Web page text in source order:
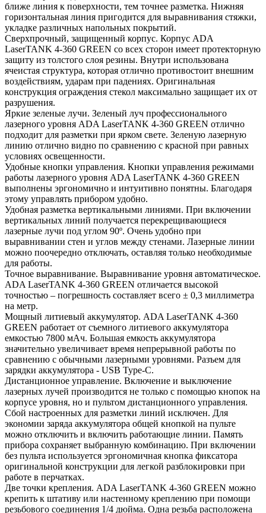
ближе линия к поверхности, тем точнее разметка. Нижняя
горизонтальная линия пригодится для выравнивания стяжки,
укладке различных напольных покрытий.
Сверхпрочный, защищенный корпус. Корпус ADA
LaserTANK 4-360 GREEN со всех сторон имеет протекторную
защиту из толстого слоя резины. Внутри использована
ячеистая структура, которая отлично противостоит внешним
воздействиям, ударам при падениях. Оригинальная
конструкция ограждения стекол максимально защищает их от
разрушения.
Яркие зеленые лучи. Зеленый луч профессионального
лазерного уровня ADA LaserTANK 4-360 GREEN отлично
подходит для разметки при ярком свете. Зеленую лазерную
линию отлично видно по сравнению с красной при равных
условиях освещенности.
Удобные кнопки управления. Кнопки управления режимами
работы лазерного уровня ADA LaserTANK 4-360 GREEN
выполнены эргономично и интуитивно понятны. Благодаря
этому управлять прибором удобно.
Удобная разметка вертикальными линиями. При включении
вертикальных линий получается перекрещивающиеся
лазерные лучи под углом 90º. Очень удобно при
выравнивании стен и углов между стенами. Лазерные линии
можно поочередно отключать, оставляя только необходимые
для работы.
Точное выравнивание. Выравнивание уровня автоматическое.
ADA LaserTANK 4-360 GREEN отличается высокой
точностью – погрешность составляет всего ± 0,3 миллиметра
на метр.
Мощный литиевый аккумулятор. ADA LaserTANK 4-360
GREEN работает от съемного литиевого аккумулятора
емкостью 7800 мAч. Большая емкость аккумулятора
значительно увеличивает время непрерывной работы по
сравнению с обычными лазерными уровнями. Разъем для
зарядки аккумулятора - USB Type-C.
Дистанционное управление. Включение и выключение
лазерных лучей производится не только с помощью кнопок на
корпусе уровня, но и пультом дистанционного управления.
Сбой настроенных для разметки линий исключен. Для
экономии заряда аккумулятора общей кнопкой на пульте
можно отключить и включить работающие линии. Память
прибора сохраняет выбранную комбинацию. При включении
без пульта используется эргономичная кнопка фиксатора
оригинальной конструкции для легкой разблокировки при
работе в перчатках.
Две точки крепления. ADA LaserTANK 4-360 GREEN можно
крепить к штативу или настенному креплению при помощи
резьбового соединения 1/4 дюйма. Одна резьба расположена